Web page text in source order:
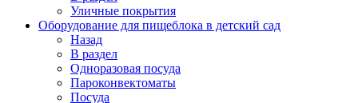
Уличные покрытия
Оборудование для пищеблока в детский сад
Назад
В раздел
Одноразовая посуда
Пароконвектоматы
Посуда